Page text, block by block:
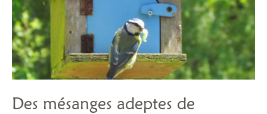
Des mésanges adeptes de